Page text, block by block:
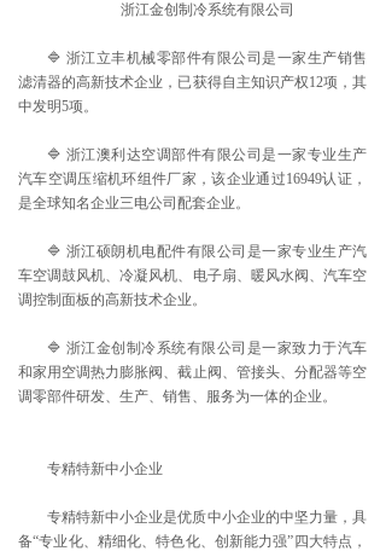
浙江金创制冷系统有限公司
🔷 浙江立丰机械零部件有限公司是一家生产销售
滤清器的高新技术企业，已获得自主知识产权12项，其
中发明5项。
🔷 浙江澳利达空调部件有限公司是一家专业生产
汽车空调压缩机环组件厂家，该企业通过16949认证，
是全球知名企业三电公司配套企业。
🔷 浙江硕朗机电配件有限公司是一家专业生产汽
车空调鼓风机、冷凝风机、电子扇、暖风水阀、汽车空
调控制面板的高新技术企业。
🔷 浙江金创制冷系统有限公司是一家致力于汽车
和家用空调热力膨胀阀、截止阀、管接头、分配器等空
调零部件研发、生产、销售、服务为一体的企业。
专精特新中小企业
专精特新中小企业是优质中小企业的中坚力量，具
备“专业化、精细化、特色化、创新能力强”四大特点，